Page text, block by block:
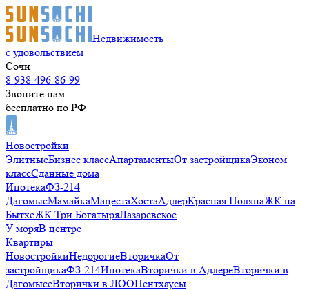
Недвижимость –
с удовольствием
Сочи
8-938-496-86-99
Звоните нам
бесплатно по РФ
Новостройки
ЭлитныеБизнес классАпартаментыОт застройщикаЭконом
классСданные дома
ИпотекаФЗ-214
ДагомысМамайкаМацестаХостаАдлерКрасная ПолянаЖК на
БытхеЖК Три БогатыряЛазаревское
У моряВ центре
Квартиры
НовостройкиНедорогиеВторичкаОт
застройщикаФЗ-214ИпотекаВторички в АдлереВторички в
ДагомысеВторички в ЛООПентхаусы